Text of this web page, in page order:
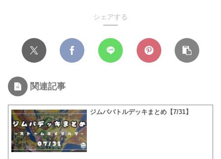
シェアする
関連記事
ジムババトルデッキまとめ【7/31】